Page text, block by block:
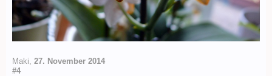
Maki, 27. November 2014
#4